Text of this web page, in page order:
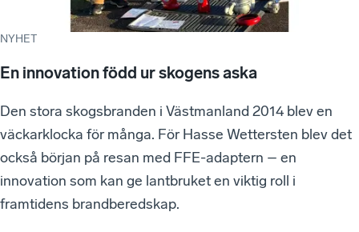
NYHET
En innovation född ur skogens aska
Den stora skogsbranden i Västmanland 2014 blev en
väckarklocka för många. För Hasse Wettersten blev det
också början på resan med FFE-adaptern – en
innovation som kan ge lantbruket en viktig roll i
framtidens brandberedskap.